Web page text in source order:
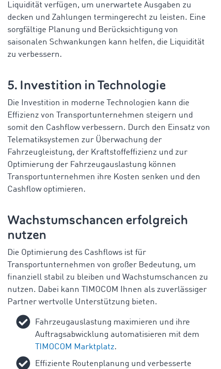
Liquidität verfügen, um unerwartete Ausgaben zu
decken und Zahlungen termingerecht zu leisten. Eine
sorgfältige Planung und Berücksichtigung von
saisonalen Schwankungen kann helfen, die Liquidität
zu verbessern.
5. Investition in Technologie
Die Investition in moderne Technologien kann die
Effizienz von Transportunternehmen steigern und
somit den Cashflow verbessern. Durch den Einsatz von
Telematiksystemen zur Überwachung der
Fahrzeugleistung, der Kraftstoffeffizienz und zur
Optimierung der Fahrzeugauslastung können
Transportunternehmen ihre Kosten senken und den
Cashflow optimieren.
Wachstumschancen erfolgreich
nutzen
Die Optimierung des Cashflows ist für
Transportunternehmen von großer Bedeutung, um
finanziell stabil zu bleiben und Wachstumschancen zu
nutzen. Dabei kann TIMOCOM Ihnen als zuverlässiger
Partner wertvolle Unterstützung bieten.
Fahrzeugauslastung maximieren und ihre
Auftragsabwicklung automatisieren mit dem
TIMOCOM Marktplatz.
Effiziente Routenplanung und verbesserte